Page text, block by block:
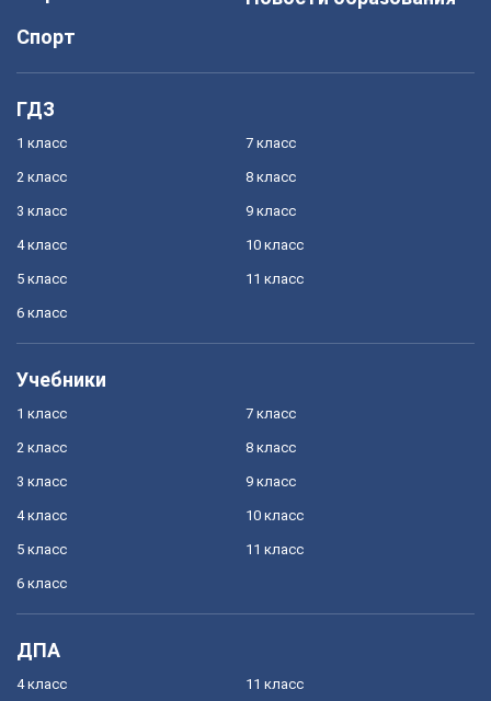
Спорт
ГДЗ
1 класс
2 класс
3 класс
4 класс
5 класс
6 класс
7 класс
8 класс
9 класс
10 класс
11 класс
Учебники
1 класс
2 класс
3 класс
4 класс
5 класс
6 класс
7 класс
8 класс
9 класс
10 класс
11 класс
ДПА
4 класс 11 класс